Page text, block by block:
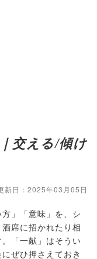
交える/傾け
新日：2025年03月05日
」「意味」を、シ
席に招かれたり相
「一献」はそうい
ぜひ押さえておき